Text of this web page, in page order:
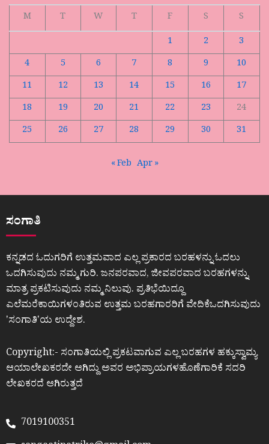
M
T W T F S
S
1
2
3
4
5 6 7 8 9
10
11
12 13 14 15 16
17
18
19 20 21 22 23
24
25
26 27 28 29 30 31
« Feb Apr »
ಸಂಗಾತಿ
ಕನ್ನಡದ ಓದುಗರಿಗೆ ಉತ್ತಮವಾದ ಎಲ್ಲ ಪ್ರಕಾರದ ಬರಹಳನ್ನು ಓದಲು
ಒದಗಿಸುವುದು ನಮ್ಮ ಗುರಿ. ಜನಪರವಾದ, ಜೀವಪರವಾದ ಬರಹಗಳನ್ನು
ಮಾತ್ರ ಪ್ರಕಟಿಸುವುದು ನಮ್ಮ ನಿಲುವು. ಪ್ರತಿಭೆಯಿದ್ದೂ
ಎಲೆಮರೆಕಾಯಿಗಳಂತಿರುವ ಉತ್ತಮ ಬರಹಗಾರರಿಗೆ ವೇದಿಕೆಒದಗಿಸುವುದು
ʼಸಂಗಾತಿʼಯ ಉದ್ದೇಶ.
Copyright:- ಸಂಗಾತಿಯಲ್ಲಿ ಪ್ರಕಟವಾಗುವ ಎಲ್ಲ ಬರಹಗಳ ಹಕ್ಕುಸ್ವಾಮ್ಯ
ಆಯಾಲೇಖಕರದೇ ಆಗಿದ್ದು ಅವರ ಅಭಿಪ್ರಾಯಗಳಹೊಣೆಗಾರಿಕೆ ಸದರಿ
ಲೇಖಕರದೆ ಆಗಿರುತ್ತದೆ
7019100351